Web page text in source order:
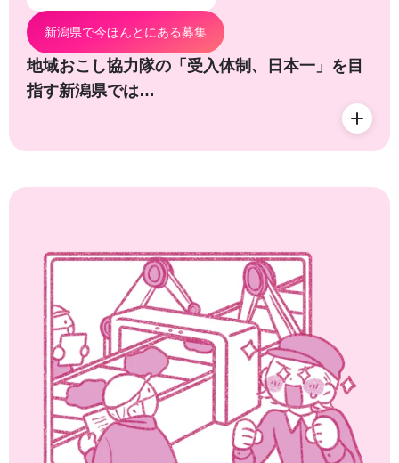
新潟県で今ほんとにある募集
地域おこし協力隊の「受入体制、日本一」を目
指す新潟県では…